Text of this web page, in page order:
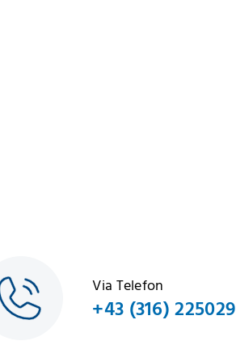
Via Telefon
+43 (316) 225029